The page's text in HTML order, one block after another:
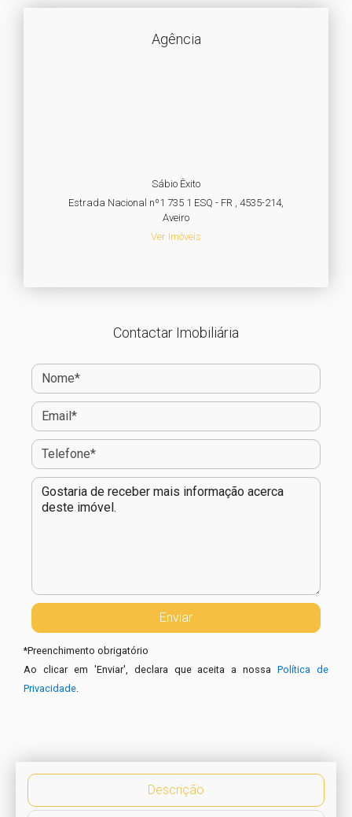
Agência
Sábio Êxito
Estrada Nacional nº1 735 1 ESQ - FR , 4535-214,
Aveiro
Ver Imóveis
Contactar Imobiliária
*Preenchimento obrigatório
Ao clicar em 'Enviar', declara que aceita a nossaPolítica de
Privacidade
Descrição